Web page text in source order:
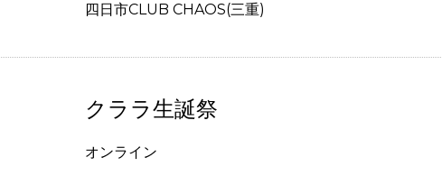
四日市CLUB CHAOS(三重)
クララ生誕祭
オンライン